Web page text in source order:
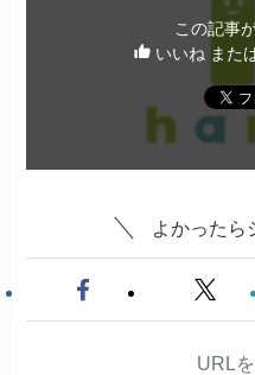
この記事
いいね また
よかったら
URL